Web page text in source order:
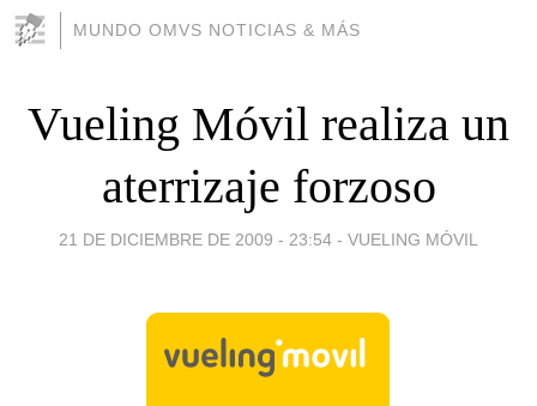
MUNDO OMVS NOTICIAS & MÁS
Vueling Móvil realiza un
aterrizaje forzoso
21 DE DICIEMBRE DE 2009 - 23:54 - VUELING MÓVIL